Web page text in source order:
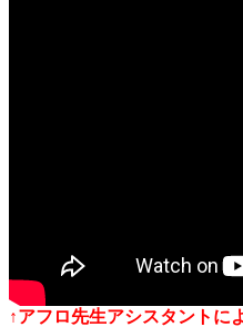
↑アフロ先生アシスタントに